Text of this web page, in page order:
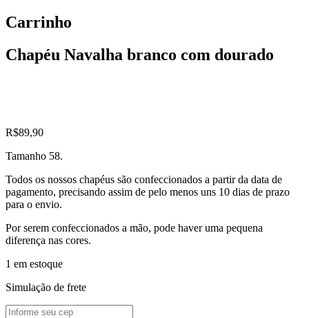
Carrinho
Chapéu Navalha branco com dourado
R$89,90
Tamanho 58.
Todos os nossos chapéus são confeccionados a partir da data de
pagamento, precisando assim de pelo menos uns 10 dias de prazo
para o envio.
Por serem confeccionados a mão, pode haver uma pequena
diferença nas cores.
1 em estoque
Simulação de frete